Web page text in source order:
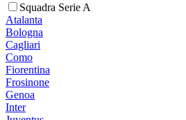
Squadra Serie A
Atalanta
Bologna
Cagliari
Como
Fiorentina
Frosinone
Genoa
Inter